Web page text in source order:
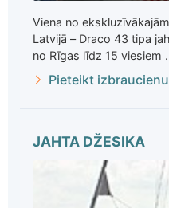
Viena no
Latvijā – Draco 43 tipa
no Rīgas līdz 15 viesiem
Pieteikt izbraucienu
JAHTA DŽESIKA